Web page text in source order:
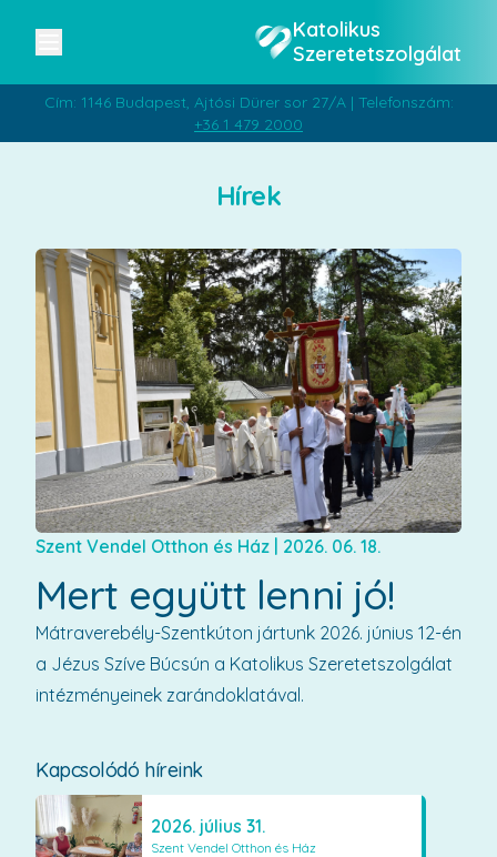
Katolikus
Szeretetszolgálat
Cím: 1146 Budapest, Ajtósi Dürer sor 27/A | Telefonszám:
+36 1 479 2000
Hírek
Kapcsolódó híreink
2026. július 31.
Szent Vendel Otthon és Ház
Szent Vendel Otthon és Ház | 2026. 06. 18.
Mert együtt lenni jó!
Mátraverebély-Szentkúton jártunk 2026. június 12-én
a Jézus Szíve Búcsún a Katolikus Szeretetszolgálat
intézményeinek zarándoklatával.